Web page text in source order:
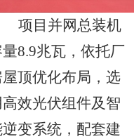
项目并网总装机
8.9兆瓦，依托厂
屋顶优化布局，选
高效光伏组件及智
变系统，配套建